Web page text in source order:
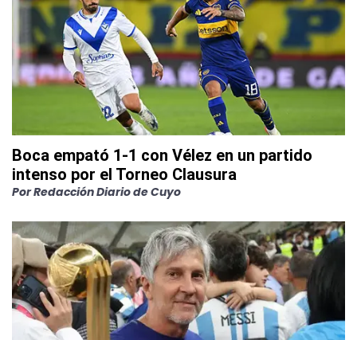
Boca empató 1-1 con Vélez en un partido
intenso por el Torneo Clausura
PorRedacción Diario de Cuyo